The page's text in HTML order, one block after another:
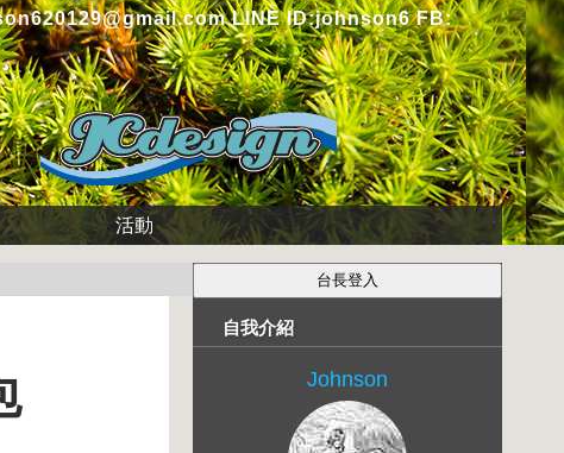
LINE ID:johnson6 FB:
活動
自我介紹
Johnson